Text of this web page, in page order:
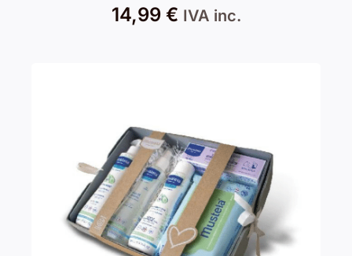
14,99 € IVA inc.